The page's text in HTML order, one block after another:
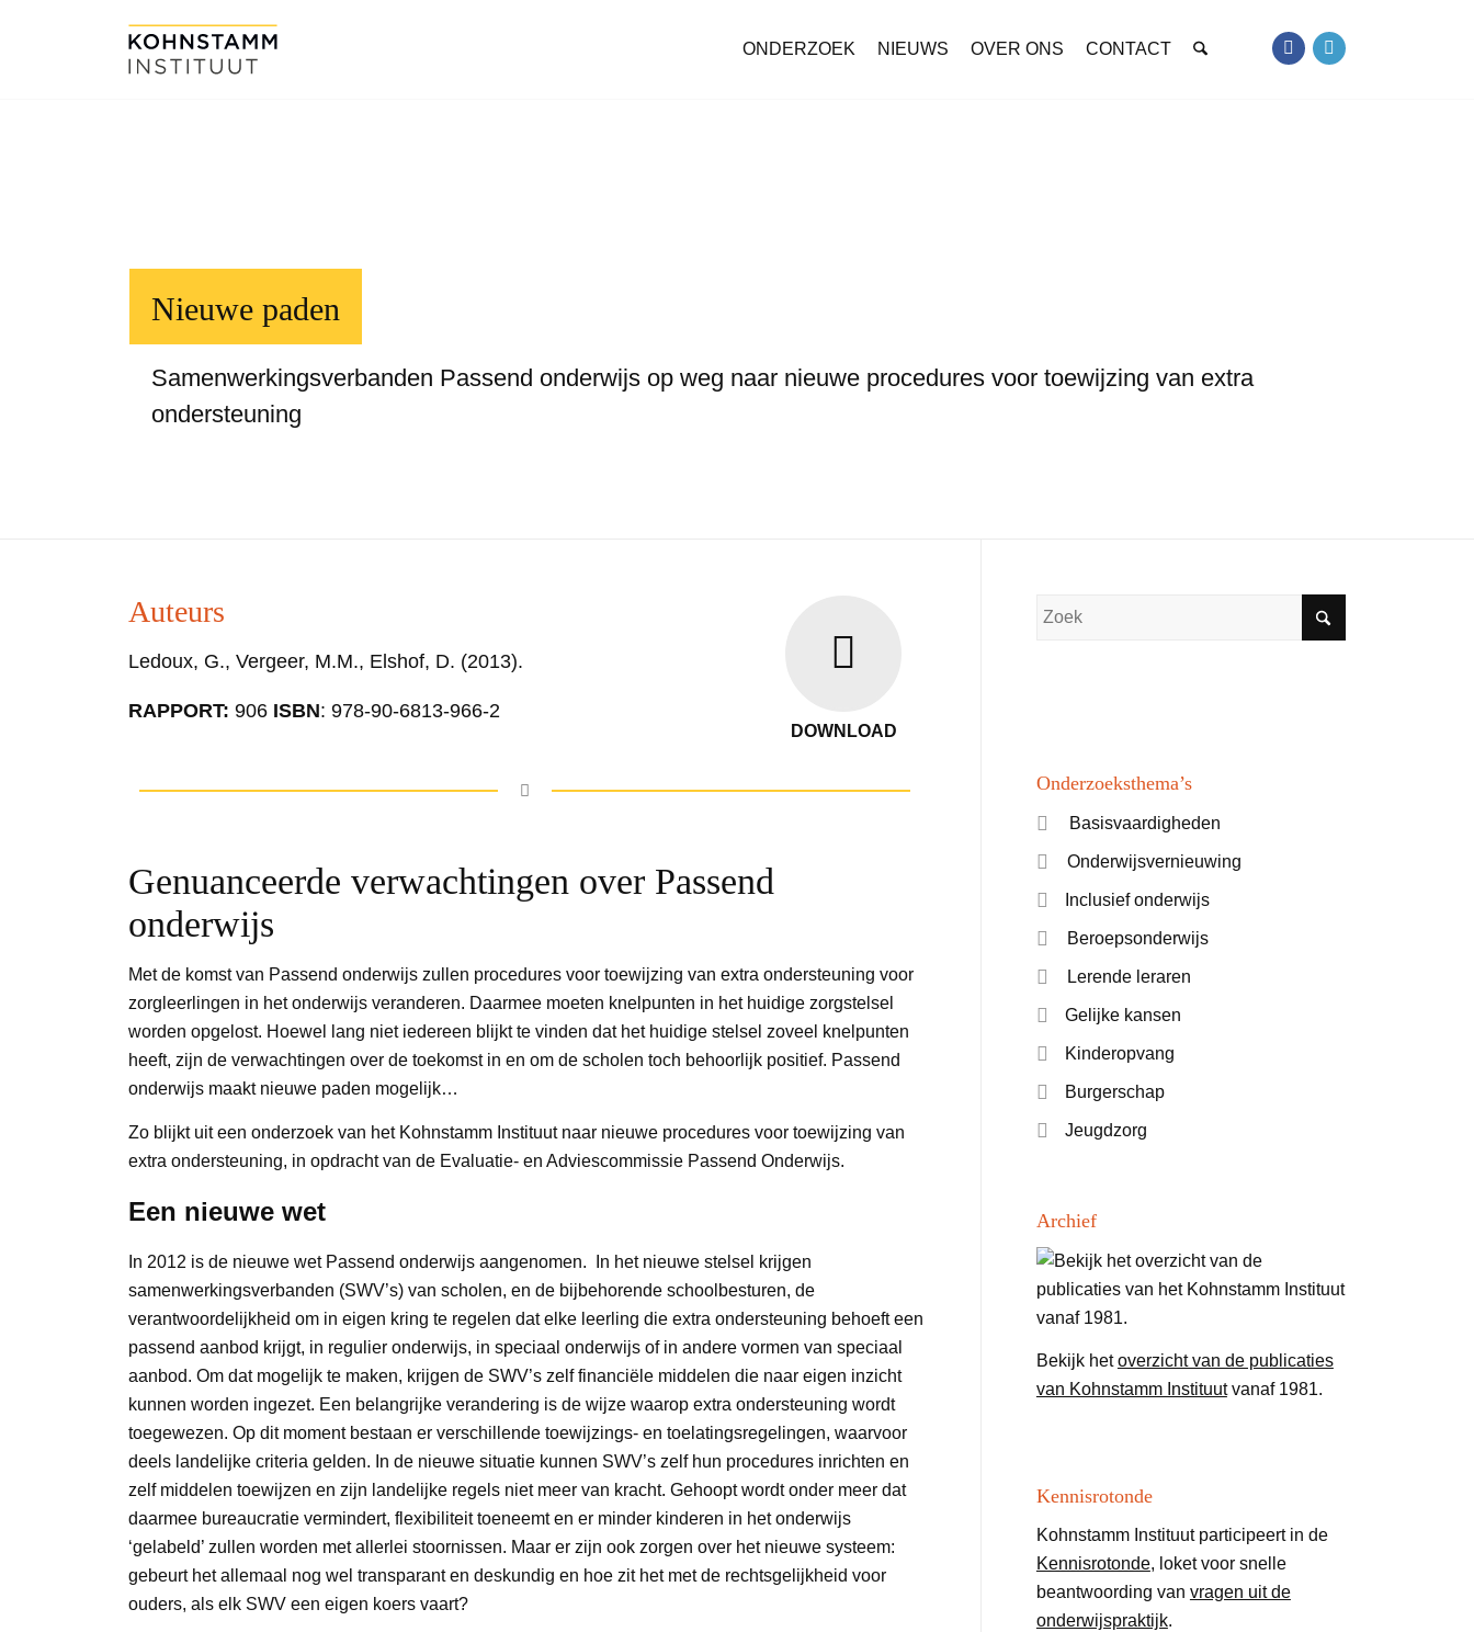
ONDERZOEK NIEUWS OVER ONS CONTACT
Nieuwe paden
Samenwerkingsverbanden Passend onderwijs op weg naar nieuwe procedures voor toewijzing van extra
ondersteuning
Auteurs
Ledoux, G., Vergeer, M.M., Elshof, D. (2013).
RAPPORT: 906 ISBN: 978-90-6813-966-2
DOWNLOAD
Genuanceerde verwachtingen over Passend
onderwijs
Met de komst van Passend onderwijs zullen procedures voor toewijzing van extra ondersteuning voor
zorgleerlingen in het onderwijs veranderen. Daarmee moeten knelpunten in het huidige zorgstelsel
worden opgelost. Hoewel lang niet iedereen blijkt te vinden dat het huidige stelsel zoveel knelpunten
heeft, zijn de verwachtingen over de toekomst in en om de scholen toch behoorlijk positief. Passend
onderwijs maakt nieuwe paden mogelijk…
Zo blijkt uit een onderzoek van het Kohnstamm Instituut naar nieuwe procedures voor toewijzing van
extra ondersteuning, in opdracht van de Evaluatie- en Adviescommissie Passend Onderwijs.
Een nieuwe wet
In 2012 is de nieuwe wet Passend onderwijs aangenomen. In het nieuwe stelsel krijgen
samenwerkingsverbanden (SWV’s) van scholen, en de bijbehorende schoolbesturen, de
verantwoordelijkheid om in eigen kring te regelen dat elke leerling die extra ondersteuning behoeft een
passend aanbod krijgt, in regulier onderwijs, in speciaal onderwijs of in andere vormen van speciaal
aanbod. Om dat mogelijk te maken, krijgen de SWV’s zelf financiële middelen die naar eigen inzicht
kunnen worden ingezet. Een belangrijke verandering is de wijze waarop extra ondersteuning wordt
toegewezen. Op dit moment bestaan er verschillende toewijzings- en toelatingsregelingen, waarvoor
deels landelijke criteria gelden. In de nieuwe situatie kunnen SWV’s zelf hun procedures inrichten en
zelf middelen toewijzen en zijn landelijke regels niet meer van kracht. Gehoopt wordt onder meer dat
daarmee bureaucratie vermindert, flexibiliteit toeneemt en er minder kinderen in het onderwijs
‘gelabeld’ zullen worden met allerlei stoornissen. Maar er zijn ook zorgen over het nieuwe systeem:
gebeurt het allemaal nog wel transparant en deskundig en hoe zit het met de rechtsgelijkheid voor
ouders, als elk SWV een eigen koers vaart?
Onderzoeksthema’s
Basisvaardigheden
Onderwijsvernieuwing
Inclusief onderwijs
Beroepsonderwijs
Lerende leraren
Gelijke kansen
Kinderopvang
Burgerschap
Jeugdzorg
Archief
Bekijk hetoverzicht van de publicaties
van Kohnstamm Instituutvanaf 1981.
Kennisrotonde
Kohnstamm Instituut participeert in de
Kennisrotonde, loket voor snelle
beantwoording van vragen uit de
onderwijspraktijk.